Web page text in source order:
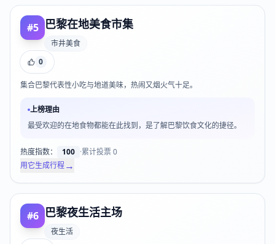
#5 巴黎在地美食市集
市井美食
0
集合巴黎代表性小吃与地道美味，热闹又烟火气十足。
上榜理由
最受欢迎的在地食物都能在此找到，是了解巴黎饮食文化的捷径。
热度指数： 100 ·累计投票0
用它生成行程→
#6 巴黎夜生活主场
夜生活